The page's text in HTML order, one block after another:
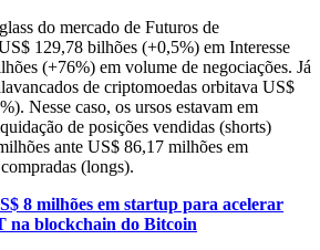
do mercado de Futuros de
129,78 bilhões (+0,5%) em Interesse
(+76%) em volume de negociações. Já
de criptomoedas orbitava US$
Nesse caso, os ursos estavam em
de posições vendidas (shorts)
ante US$ 86,17 milhões em
(longs).
8 milhões em startup para acelerar
na blockchain do Bitcoin